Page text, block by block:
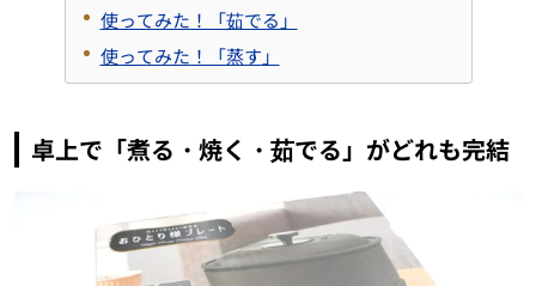
使ってみた！「茹でる」
使ってみた！「蒸す」
卓上で「煮る・焼く・茹でる」がどれも完結